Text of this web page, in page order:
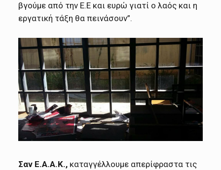
βγούμε από την Ε.Ε και ευρώ γιατί ο λαός και η
εργατική τάξη θα πεινάσουν”.
Σαν Ε.Α.Α.Κ., καταγγέλλουμε απερίφραστα τις